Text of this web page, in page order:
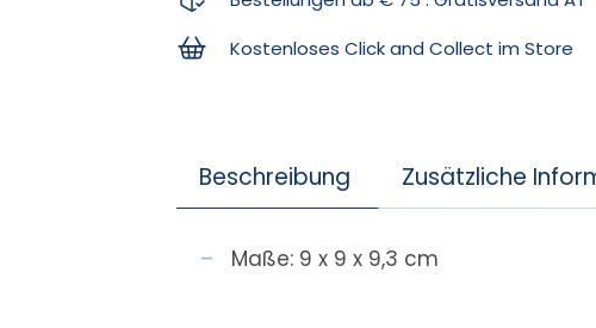
Kostenloses Click and Collect im Store
Beschreibung Zusätzliche
Maße: 9 x 9 x 9,3 cm